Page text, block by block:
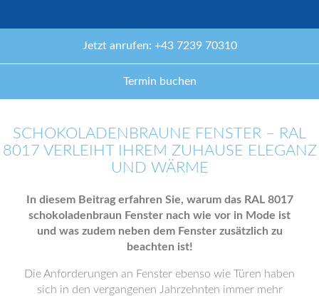
Jetzt anrufen: +43 7239 70310
Termin buchen
SCHOKOLADENBRAUNE FENSTER – RAL
8017 VERLEIHT IHREM ZUHAUSE ELEGANZ
UND WÄRME
In diesem Beitrag erfahren Sie, warum das RAL 8017
schokoladenbraun Fenster nach wie vor in Mode ist
und was zudem neben dem Fenster zusätzlich zu
beachten ist!
Die Anforderungen an Fenster ebenso wie Türen haben
sich in den vergangenen Jahrzehnten immer mehr